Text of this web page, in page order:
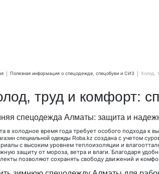
Полезная информация о спецодежде, спецобуви и СИЗ Холод,
труд и комфорт:
спецодежда Алматы: защита и
в холодное время года требует особого подхода к
специальной одежды Roba.kzсоздана с учетом
с высоким уровнем теплоизоляции и
защиту от мороза, ветра и влаги. Благодаря
позволяют сохранять свободу движений и